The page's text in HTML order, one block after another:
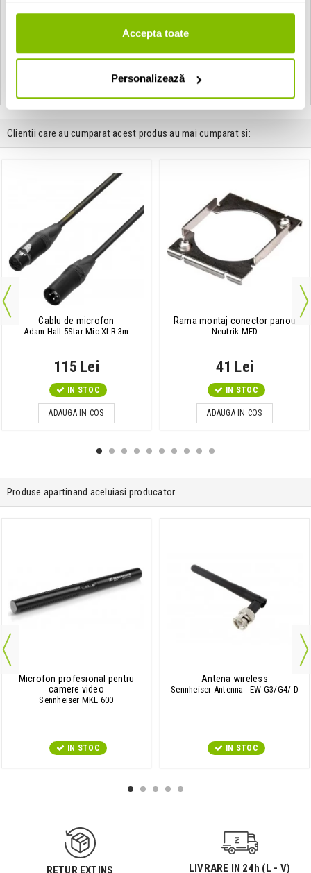
Accepta toate
Personalizează
Microfoane lavaliera si headset
Sennheiser
Vezi toate produsele producatoruluiSennheiser
Clientii care au cumparat acest produs au mai cumparat si:
Cablu de microfon
Adam Hall 5Star Mic XLR 3m
115 Lei
IN STOC
ADAUGA IN COS
Rama montaj conector panou
Neutrik MFD
41 Lei
IN STOC
ADAUGA IN COS
Produse apartinand aceluiasi producator
Microfon profesional pentru
camere video
Sennheiser MKE 600
IN STOC
Antena wireless
Sennheiser Antenna - EW G3/G4/-D
IN STOC
RETUR EXTINS LIVRARE IN 24h (L - V)